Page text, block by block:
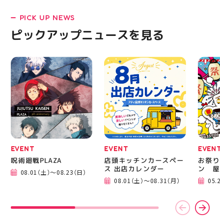
LATEST!
ピックアップニュース
をカジュアルに走りたい
方や仕事履き、夏のお出
のクッションシューズに
なっています 人気ラン
ニングシューズの最新作
になります！ ・ 気にな
る方は是非、店頭に足を
運んでください！ スポ
ーツナビゲーター一同、
店頭でお待ちしておりま
す(⁠◍⁠•⁠ᴗ⁠•⁠◍⁠)⁠ ・ #ゼビオ
#アティ郡山 #福島美少
女図鑑 #照山楓香
#ASICS
はプ
から
━━━━
郡山
BBQ
祭り
手ぶ
み #
ィナ
#夏の
PICK UP NEWS
ピックアップニュースを見る
EVENT
呪術廻戦PLAZA
08.01（土）～08.23（日）
EVENT
店頭キッチンカースペー
ス 出店カレンダー
08.01（土）～08.31（月）
お祭
ン 屋